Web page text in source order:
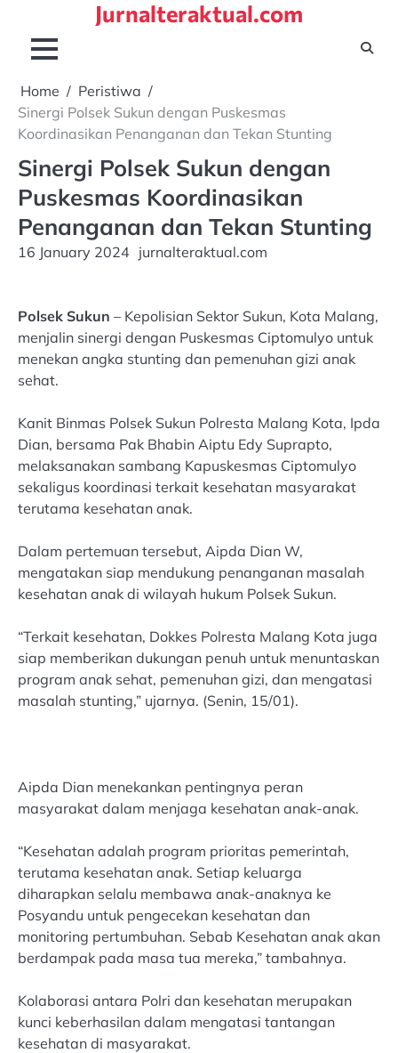
content
Jurnalteraktual.com
Home
Peristiwa
Sinergi Polsek Sukun dengan Puskesmas
Koordinasikan Penanganan dan Tekan Stunting
Sinergi Polsek Sukun dengan
Puskesmas Koordinasikan
Penanganan dan Tekan Stunting
16 January 2024 jurnalteraktual.com
Polsek Sukun – Kepolisian Sektor Sukun, Kota Malang,
menjalin sinergi dengan Puskesmas Ciptomulyo untuk
menekan angka stunting dan pemenuhan gizi anak
sehat.
Kanit Binmas Polsek Sukun Polresta Malang Kota, Ipda
Dian, bersama Pak Bhabin Aiptu Edy Suprapto,
melaksanakan sambang Kapuskesmas Ciptomulyo
sekaligus koordinasi terkait kesehatan masyarakat
terutama kesehatan anak.
Dalam pertemuan tersebut, Aipda Dian W,
mengatakan siap mendukung penanganan masalah
kesehatan anak di wilayah hukum Polsek Sukun.
“Terkait kesehatan, Dokkes Polresta Malang Kota juga
siap memberikan dukungan penuh untuk menuntaskan
program anak sehat, pemenuhan gizi, dan mengatasi
masalah stunting,” ujarnya. (Senin, 15/01).
Aipda Dian menekankan pentingnya peran
masyarakat dalam menjaga kesehatan anak-anak.
“Kesehatan adalah program prioritas pemerintah,
terutama kesehatan anak. Setiap keluarga
diharapkan selalu membawa anak-anaknya ke
Posyandu untuk pengecekan kesehatan dan
monitoring pertumbuhan. Sebab Kesehatan anak akan
berdampak pada masa tua mereka,” tambahnya.
Kolaborasi antara Polri dan kesehatan merupakan
kunci keberhasilan dalam mengatasi tantangan
kesehatan di masyarakat.